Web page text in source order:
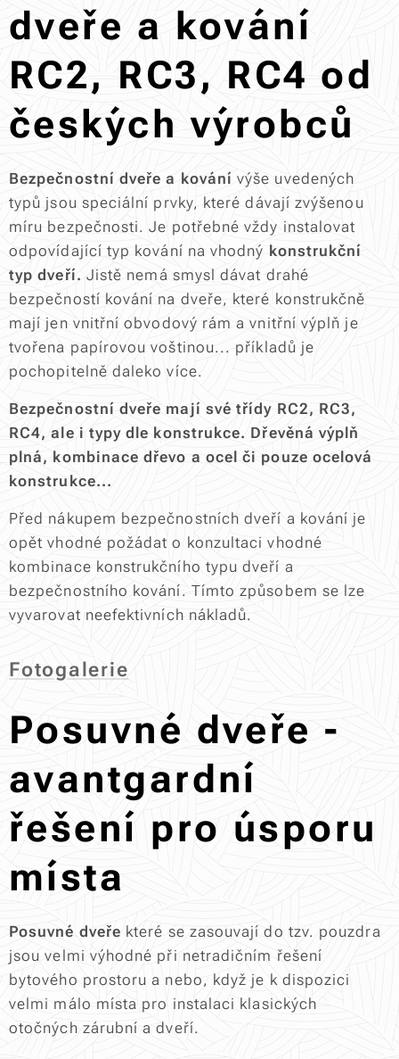
dveře a kování
RC2, RC3, RC4 od
českých výrobců
Bezpečnostní dveře a kování výše uvedených
typů jsou speciální prvky, které dávají zvýšenou
míru bezpečnosti. Je potřebné vždy instalovat
odpovídající typ kování na vhodný konstrukční
typ dveří. Jistě nemá smysl dávat drahé
bezpečností kování na dveře, které konstrukčně
mají jen vnitřní obvodový rám a vnitřní výplň je
tvořena papírovou voštinou... příkladů je
pochopitelně daleko více.
Bezpečnostní dveře mají své třídy RC2, RC3,
RC4, ale i typy dle konstrukce. Dřevěná výplň
plná, kombinace dřevo a ocel či pouze ocelová
konstrukce...
Před nákupem bezpečnostních dveří a kování je
opět vhodné požádat o konzultaci vhodné
kombinace konstrukčního typu dveří a
bezpečnostního kování. Tímto způsobem se lze
vyvarovat neefektivních nákladů.
Fotogalerie
Posuvné dveře -
avantgardní
řešení pro úsporu
místa
Posuvné dveře které se zasouvají do tzv. pouzdra
jsou velmi výhodné při netradičním řešení
bytového prostoru a nebo, když je k dispozici
velmi málo místa pro instalaci klasických
otočných zárubní a dveří.